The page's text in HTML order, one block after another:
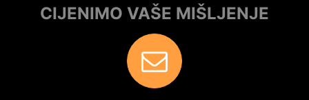
CIJENIMO VAŠE MIŠLJENJE